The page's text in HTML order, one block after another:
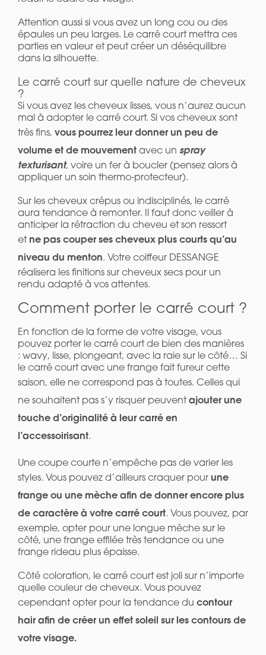
Attention aussi si vous avez un long cou ou des
épaules un peu larges. Le carré court mettra ces
parties en valeur et peut créer un déséquilibre
dans la silhouette.
Le carré court sur quelle nature de cheveux
?
Si vous avez les cheveux lisses, vous n’aurez aucun
mal à adopter le carré court. Si vos cheveux sont
très fins, vous pourrez leur donner un peu de
volume et de mouvement avec un spray
texturisant, voire un fer à boucler (pensez alors à
appliquer un soin thermo-protecteur).
Sur les cheveux crépus ou indisciplinés, le carré
aura tendance à remonter. Il faut donc veiller à
anticiper la rétraction du cheveu et son ressort
etne pas couper ses cheveux plus courts qu’au
niveau du menton. Votre coiffeur DESSANGE
réalisera les finitions sur cheveux secs pour un
rendu adapté à vos attentes.
Comment porter le carré court ?
En fonction de la forme de votre visage, vous
pouvez porter le carré court de bien des manières
: wavy, lisse, plongeant, avec la raie sur le côté… Si
le carré court avec une frange fait fureur cette
saison, elle ne correspond pas à toutes. Celles qui
ne souhaitent pas s’y risquer peuventajouter une
touche d’originalité à leur carré en
l’accessoirisant.
Une coupe courte n’empêche pas de varier les
styles. Vous pouvez d’ailleurs craquer pour une
frange ou une mèche afin de donner encore plus
de caractère à votre carré court. Vous pouvez, par
exemple, opter pour une longue mèche sur le
côté, une frange effilée très tendance ou une
frange rideau plus épaisse.
Côté coloration, le carré court est joli sur n’importe
quelle couleur de cheveux. Vous pouvez
cependant opter pour la tendance du contour
hair afin de créer un effet soleil sur les contours de
votre visage.